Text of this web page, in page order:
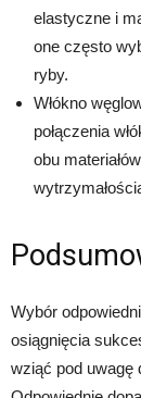
elastyczne i
one często
ryby.
Włókno
połączenia
obu
Wybór
osiągnięcia
wziąć pod uwagę